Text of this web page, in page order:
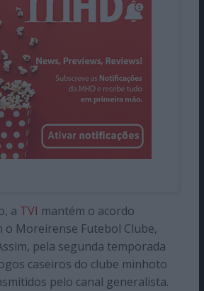
a TVI mantém o acordo
o Moreirense Futebol Clube,
pela segunda temporada
caseiros do clube minhoto
pelo canal generalista.